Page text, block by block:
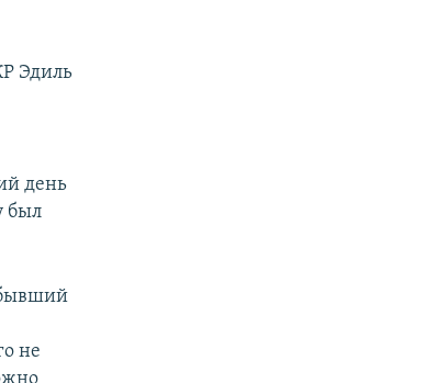
Эдиль
день
был
не